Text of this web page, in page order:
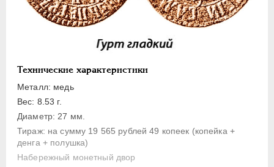
Технические характеристики
Металл: медь
Вес: 8.53 г.
Диаметр: 27 мм.
Тираж: на сумму 19 565 рублей 49 копеек (копейка +
денга + полушка)
Набережный монетный двор
Монетовидные жетоны
ЕКАТЕРИНА I 1725-1727
1727-1729
АННА ИОАННОВНА
ИОАНН АНТОНОВИЧ
ЕЛИЗАВЕТА
ПЕТР III 1762-1762
ЕКАТЕРИНА II 1762-1796
ПАВЕЛ I
1796-1801